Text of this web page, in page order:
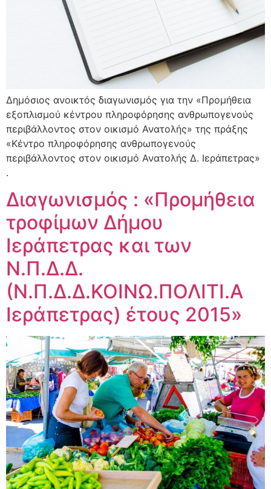
Δημόσιος ανοικτός διαγωνισμός για την «Προμήθεια
εξοπλισμού κέντρου πληροφόρησης ανθρωπογενούς
περιβάλλοντος στον οικισμό Ανατολής» της πράξης
«Κέντρο πληροφόρησης ανθρωπογενούς
περιβάλλοντος στον οικισμό Ανατολής Δ. Ιεράπετρας»
.
Διαγωνισμός : «Προμήθεια
τροφίμων Δήμου
Ιεράπετρας και των
Ν.Π.Δ.Δ.
(Ν.Π.Δ.Δ.ΚΟΙΝΩ.ΠΟΛΙΤΙ.Α
Ιεράπετρας) έτους 2015»